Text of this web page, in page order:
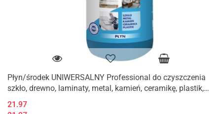
Płyn/środek UNIWERSALNY Professional do czyszczenia
szkło, drewno, laminaty, metal, kamień, ceramikę, plastik,
21.97